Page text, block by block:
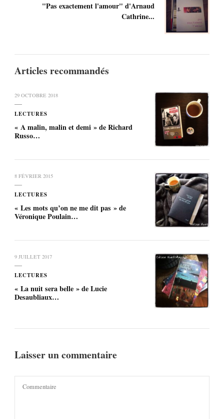
"Pas exactement l'amour" d'Arnaud
Cathrine...
Articles recommandés
29 OCTOBRE 2018
LECTURES
« A malin, malin et demi » de Richard
Russo…
8 FÉVRIER 2015
LECTURES
« Les mots qu’on ne me dit pas » de
Véronique Poulain…
9 JUILLET 2017
LECTURES
« La nuit sera belle » de Lucie
Desaubliaux…
Laisser un commentaire